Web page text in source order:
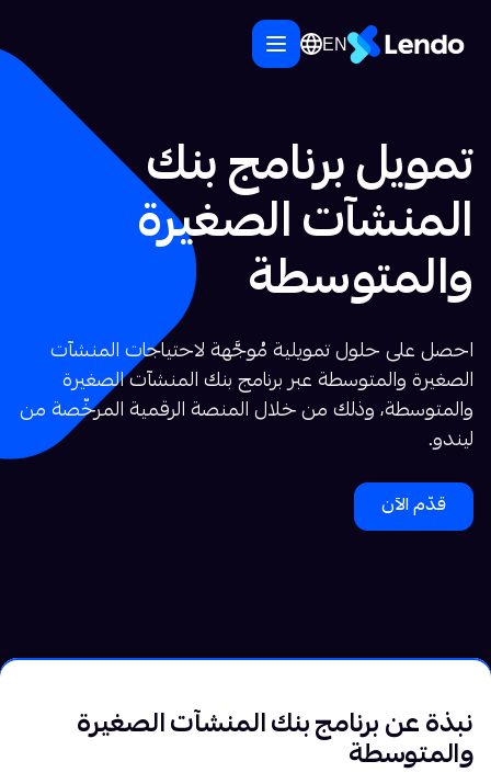
EN
تمويل برنامج بنك
المنشآت الصغيرة
والمتوسطة
احصل على حلول تمويلية مُوجَّهة لاحتياجات المنشآت
الصغيرة والمتوسطة عبر برنامج بنك المنشآت الصغيرة
والمتوسطة، وذلك من خلال المنصة الرقمية المرخّصة من
ليندو.
قدّم الآن
نبذة عن برنامجبنك المنشآت الصغيرة
والمتوسطة